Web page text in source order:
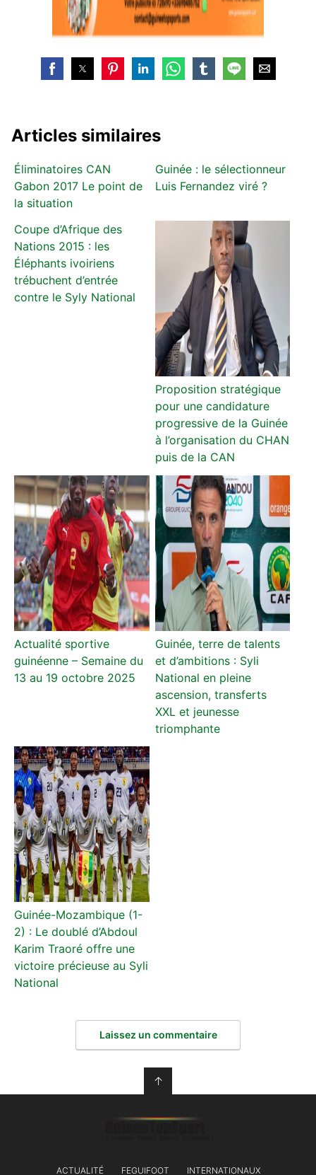
Articles similaires
Éliminatoires CAN
Gabon 2017 Le point de
la situation
Guinée : le sélectionneur
Luis Fernandez viré ?
Coupe d’Afrique des
Nations 2015 : les
Éléphants ivoiriens
trébuchent d’entrée
contre le Syly National
Proposition stratégique
pour une candidature
progressive de la Guinée
à l’organisation du CHAN
puis de la CAN
Actualité sportive
guinéenne – Semaine du
13 au 19 octobre 2025
Guinée, terre de talents
et d’ambitions : Syli
National en pleine
ascension, transferts
XXL et jeunesse
triomphante
Guinée-Mozambique (1-
2) : Le doublé d’Abdoul
Karim Traoré offre une
victoire précieuse au Syli
National
Laissez un commentaire
↑
ACTUALITÉ FEGUIFOOT INTERNATIONAUX